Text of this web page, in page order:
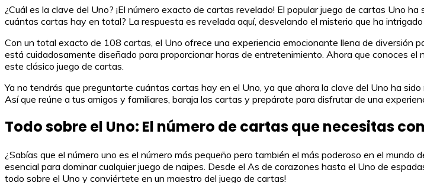
¿Cuál es la clave del Uno? ¡El número exacto de cartas revelado! El popular juego de cartas Uno
cuántas cartas hay en total? La respuesta es revelada aquí, desvelando el misterio que ha
Con un total exacto de 108 cartas, el Uno ofrece una experiencia emocionante llena de diversión
está cuidadosamente diseñado para proporcionar horas de entretenimiento. Ahora que conoces
este clásico juego de cartas.
Ya no tendrás que preguntarte cuántas cartas hay en el Uno, ya que ahora la clave del Uno ha
Así que reúne a tus amigos y familiares, baraja las cartas y prepárate para disfrutar de una
Todo sobre el Uno: El número de cartas que necesitas
¿Sabías que el número uno es el número más pequeño pero también el más poderoso en el
esencial para dominar cualquier juego de naipes. Desde el As de corazones hasta el Uno de
todo sobre el Uno y conviértete en un maestro del juego de cartas!